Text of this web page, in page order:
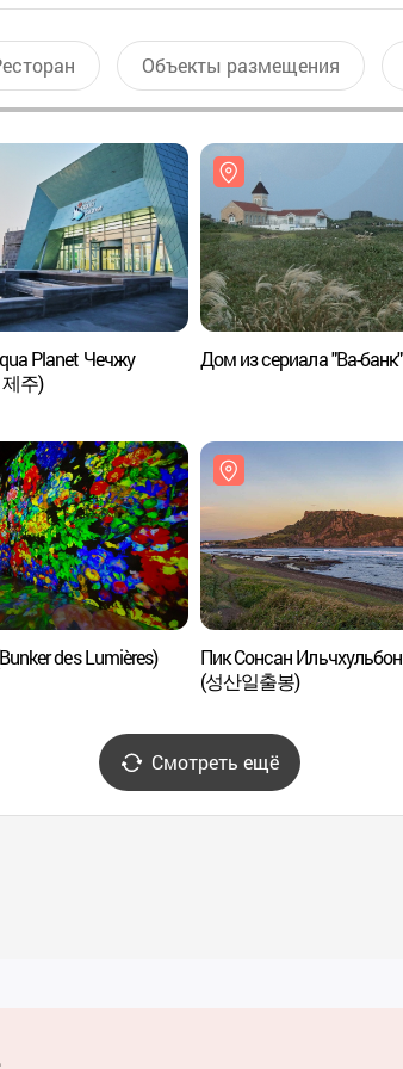
Объекты размещения
Planet Чечжу
주)
Дом из сериала "Ва-банк"
des Lumières)
Пик Сонсан Ильчхульбон
(성산일출봉)
Смотреть ещё